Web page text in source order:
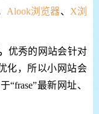
Alook浏览器、 X浏
优秀的网站会针对
化，所以小网站会
最新网址、